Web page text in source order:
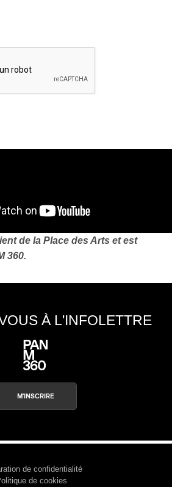
BILLET, C’EST ICI!
de la Place des Arts et est
360.
À L'INFOLETTRE
M'INSCRIRE
de confidentialité
de cookies